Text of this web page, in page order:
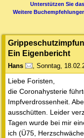
Unterstützen Sie
Weitere
Ein Eigenbericht
Hans , Sonntag,
Liebe Foristen,
die Coronahysterie
Impfverdrossenheit.
ausschütten. Leider
Tagen wurde bei mir
ich (Ü75,